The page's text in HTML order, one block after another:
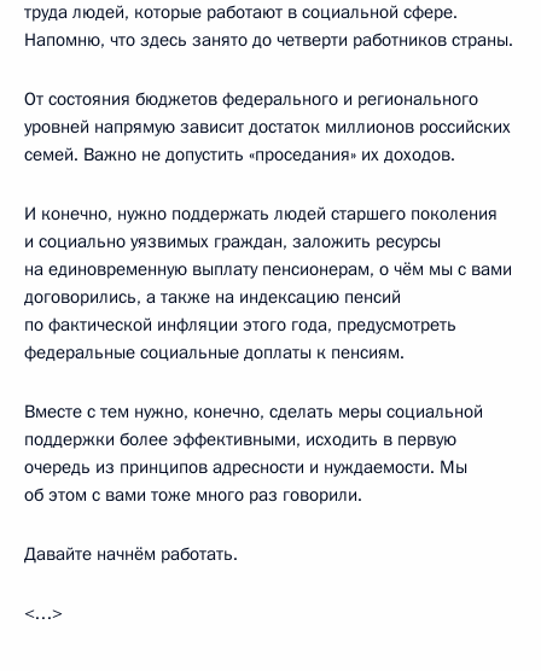
труда людей, которые работают в социальной сфере.
Напомню, что здесь занято до четверти работников страны.
От состояния бюджетов федерального и регионального
уровней напрямую зависит достаток миллионов российских
семей. Важно не допустить «проседания» их доходов.
И конечно, нужно поддержать людей старшего поколения
и социально уязвимых граждан, заложить ресурсы
на единовременную выплату пенсионерам, о чём мы с вами
договорились, а также на индексацию пенсий
по фактической инфляции этого года, предусмотреть
федеральные социальные доплаты к пенсиям.
Вместе с тем нужно, конечно, сделать меры социальной
поддержки более эффективными, исходить в первую
очередь из принципов адресности и нуждаемости. Мы
об этом с вами тоже много раз говорили.
Давайте начнём работать.
<…>